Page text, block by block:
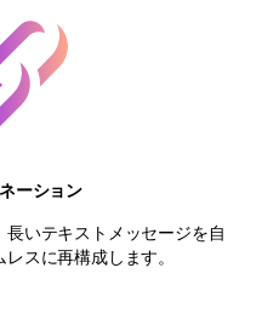
ーション
いテキストメッセージを自
スに再構成します。